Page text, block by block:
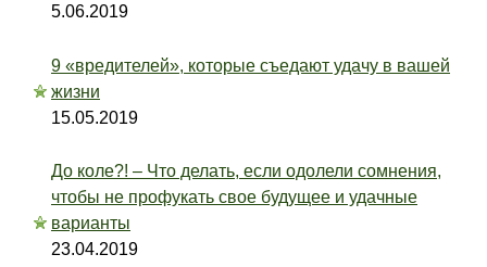
5.06.2019
9 «вредителей», которые съедают удачу в вашей
жизни
15.05.2019
До коле?! – Что делать, если одолели сомнения,
чтобы не профукать свое будущее и удачные
варианты
23.04.2019